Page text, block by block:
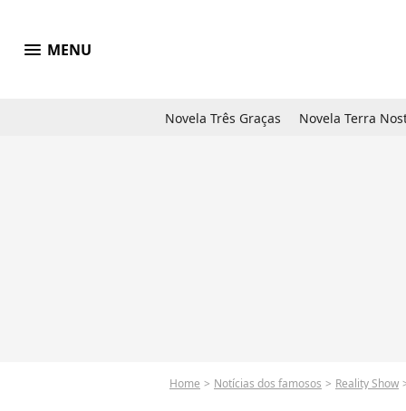
menu MENU
Novela Três Graças Novela Terra
Home Notícias dos famosos Reality Show